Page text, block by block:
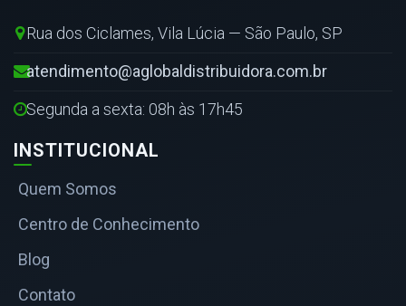
Rua dos Ciclames, Vila Lúcia — São Paulo, SP
atendimento@aglobaldistribuidora.com.br
Segunda a sexta: 08h às 17h45
INSTITUCIONAL
Quem Somos
Centro de Conhecimento
Blog
Contato